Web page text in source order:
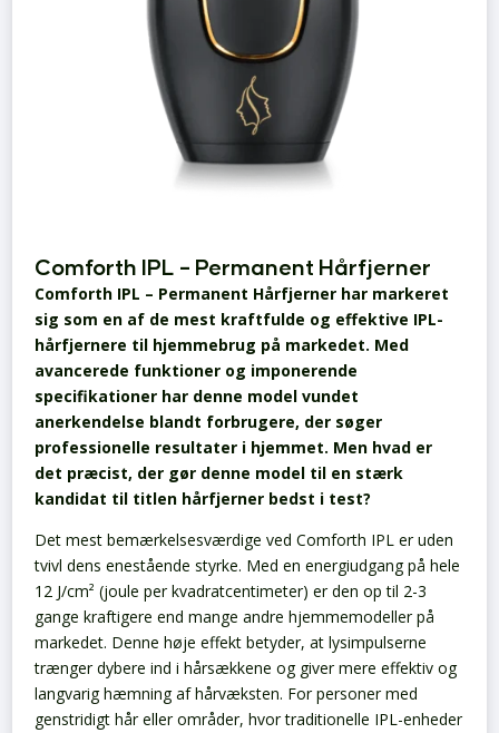
Comforth IPL – Permanent Hårfjerner
Comforth IPL – Permanent Hårfjerner har markeret
sig som en af de mest kraftfulde og effektive IPL-
hårfjernere til hjemmebrug på markedet. Med
avancerede funktioner og imponerende
specifikationer har denne model vundet
anerkendelse blandt forbrugere, der søger
professionelle resultater i hjemmet. Men hvad er
det præcist, der gør denne model til en stærk
kandidat til titlen hårfjerner bedst i test?
Det mest bemærkelsesværdige ved Comforth IPL er uden
tvivl dens enestående styrke. Med en energiudgang på hele
12 J/cm² (joule per kvadratcentimeter) er den op til 2-3
gange kraftigere end mange andre hjemmemodeller på
markedet. Denne høje effekt betyder, at lysimpulserne
trænger dybere ind i hårsækkene og giver mere effektiv og
langvarig hæmning af hårvæksten. For personer med
genstridigt hår eller områder, hvor traditionelle IPL-enheder